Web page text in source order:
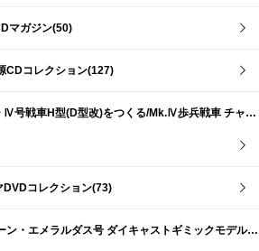
マガジン(50)
CDコレクション(127)
ガールズ&パンツァー Ⅳ号戦車H型(D型改)をつくる/Mk.Ⅳ歩兵戦車 チャーチルMk.Ⅶをつくる(191)
コレクション(73)
アルカディア号/クイーン・エメラルダス号 ダイキャストギミックモデルをつくる(159)